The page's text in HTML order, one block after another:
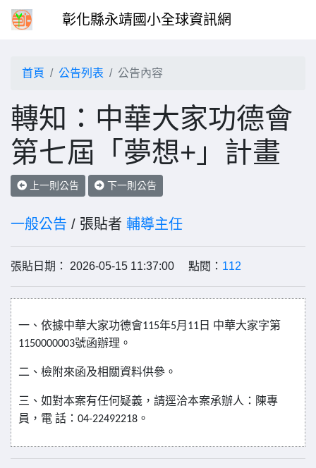
彰化縣永靖國小全球資訊網
首頁 公告列表 公告內容
轉知：中華大家功德會
第七屆「夢想+」計畫
上一則公告 下一則公告
一般公告 / 張貼者 輔導主任
張貼日期： 2026-05-15 11:37:00 點閱： 112
一、依據中華大家功德會115年5月 11 日 中華大家字第
1150000003號函辦理。
二、檢附來函及相關資料供參。
三、如對本案有任何疑義，請逕洽本案承辦人：陳專
員，電 話： 04-22492218 。